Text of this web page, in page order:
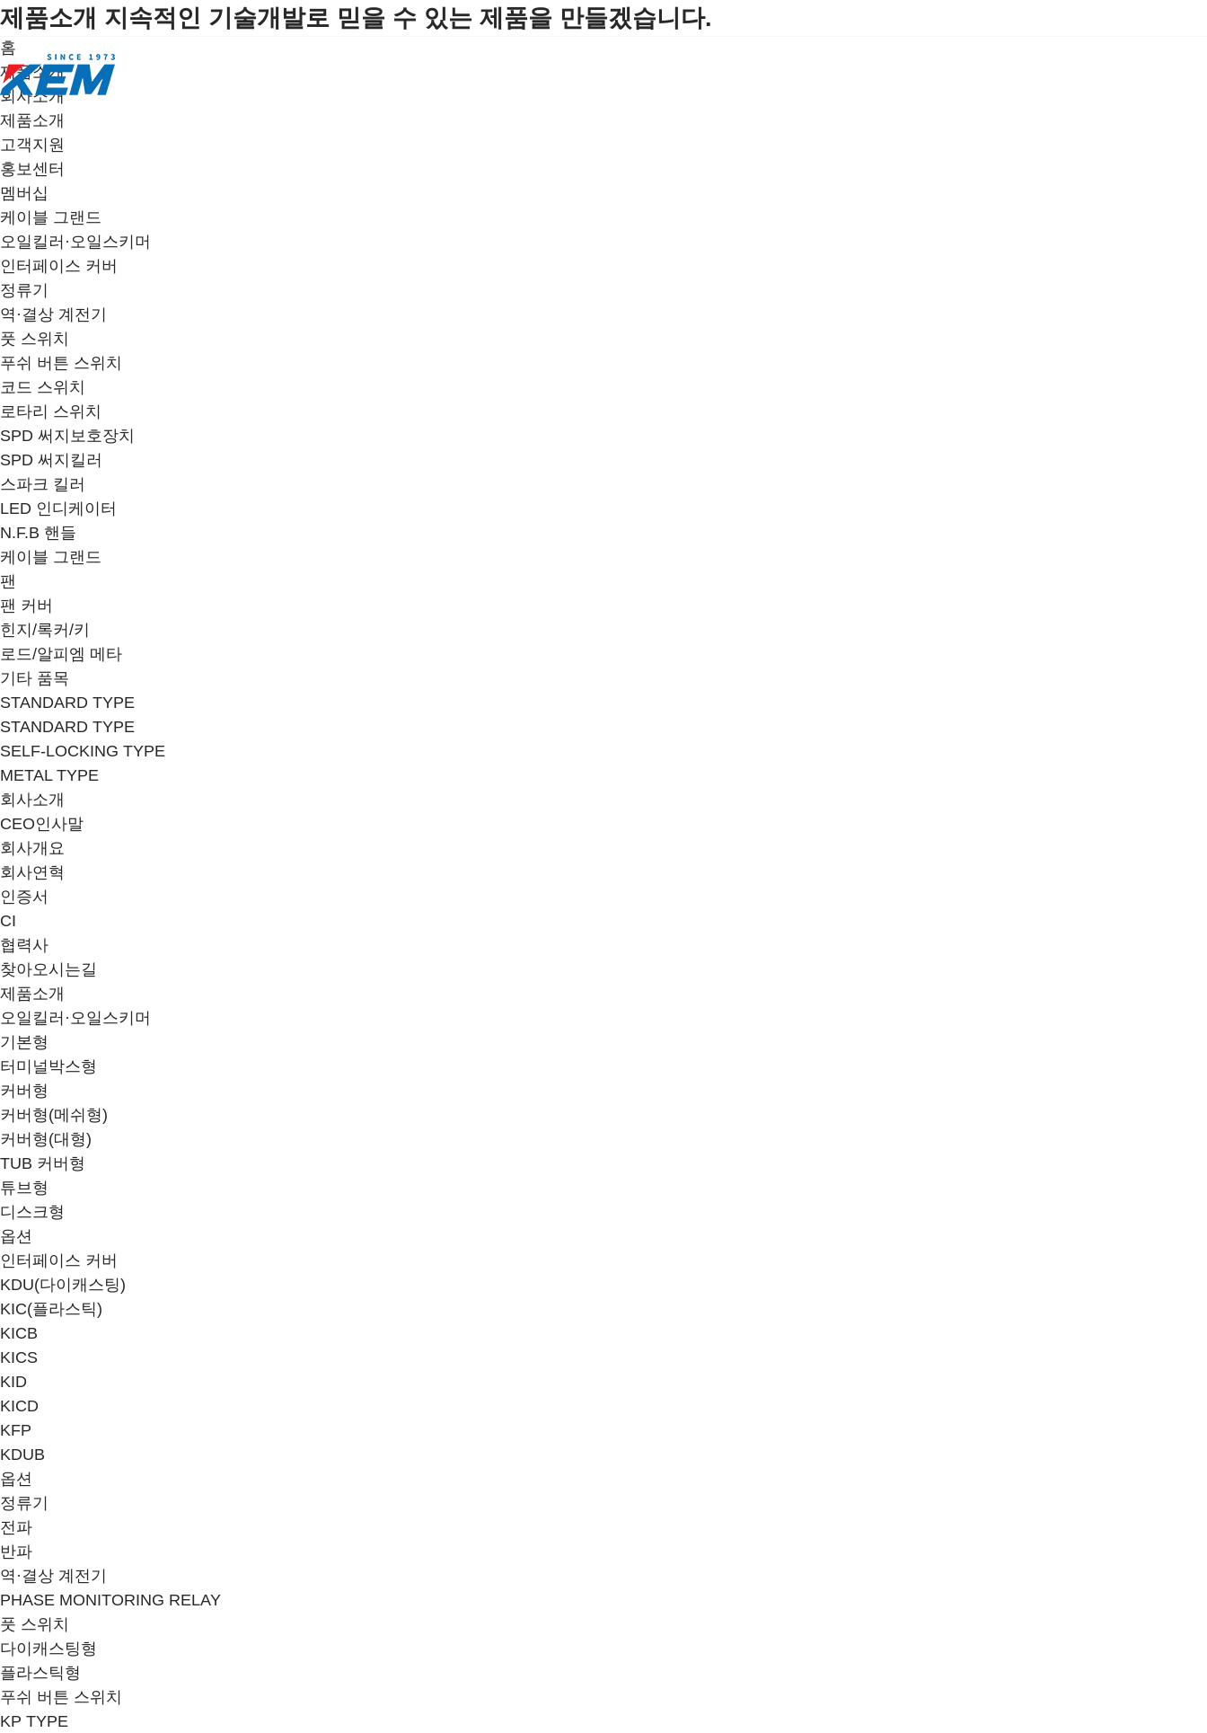
제품소개 지속적인 기술개발로 믿을 수 있는 제품을 만들겠습니다.
홈
제품소개
회사소개
제품소개
고객지원
홍보센터
멤버십
케이블 그랜드
오일킬러·오일스키머
인터페이스 커버
정류기
역·결상 계전기
풋 스위치
푸쉬 버튼 스위치
코드 스위치
로타리 스위치
SPD 써지보호장치
SPD 써지킬러
스파크 킬러
LED 인디케이터
N.F.B 핸들
케이블 그랜드
팬
팬 커버
힌지/록커/키
로드/알피엠 메타
기타 품목
STANDARD TYPE
STANDARD TYPE
SELF-LOCKING TYPE
METAL TYPE
회사소개
CEO인사말
회사개요
회사연혁
인증서
CI
협력사
찾아오시는길
제품소개
오일킬러·오일스키머
기본형
터미널박스형
커버형
커버형(메쉬형)
커버형(대형)
TUB 커버형
튜브형
디스크형
옵션
인터페이스 커버
KDU(다이캐스팅)
KIC(플라스틱)
KICB
KICS
KID
KICD
KFP
KDUB
옵션
정류기
전파
반파
역·결상 계전기
PHASE MONITORING RELAY
풋 스위치
다이캐스팅형
플라스틱형
푸쉬 버튼 스위치
KP TYPE